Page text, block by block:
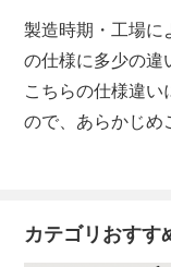
製造時期・工場に
の仕様に多少の違
こちらの仕様違い
ので、あらかじめ
カテゴリおすす